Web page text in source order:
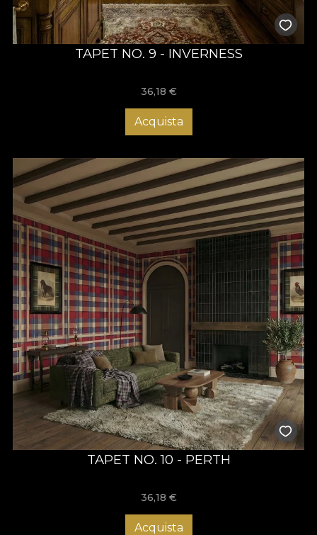
TAPET NO. 9 - INVERNESS
36,18 €
Acquista
TAPET NO. 10 - PERTH
36,18 €
Acquista